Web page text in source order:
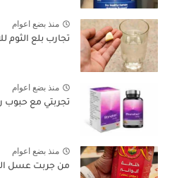
منذ بضع اعوام
تجارب بلع الثوم
منذ بضع اعوام
تجربتي مع حبوب
منذ بضع اعوام
من جربت عسل